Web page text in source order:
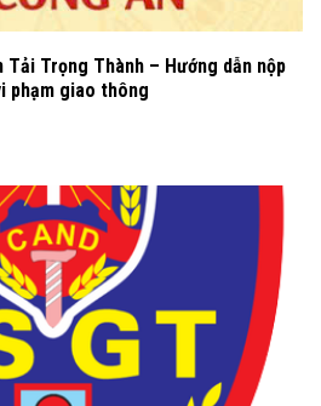
Tải Trọng Thành – Hướng dẫn nộp
phạm giao thông